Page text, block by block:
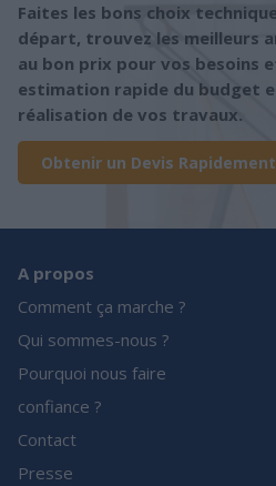
Faites les bons choix
départ, trouvez les meilleurs
au bon prix pour vos besoins
estimation rapide du budget
réalisation de vos travaux.
Obtenir un Devis Rapidement
A propos
Comment ça marche ?
Qui sommes-nous ?
Pourquoi nous faire
confiance ?
Contact
Presse